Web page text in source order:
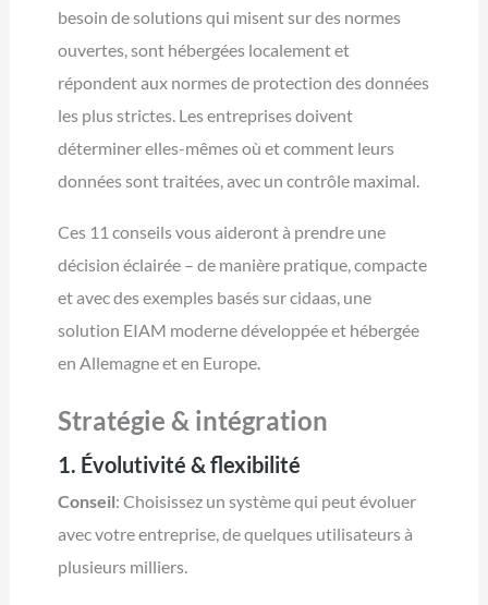
besoin de solutions qui misent sur des normes
ouvertes, sont hébergées localement et
répondent aux normes de protection des données
les plus strictes. Les entreprises doivent
déterminer elles-mêmes où et comment leurs
données sont traitées, avec un contrôle maximal.
Ces 11 conseils vous aideront à prendre une
décision éclairée – de manière pratique, compacte
et avec des exemples basés sur cidaas, une
solution EIAM moderne développée et hébergée
en Allemagne et en Europe.
Stratégie & intégration
1. Évolutivité & flexibilité
Conseil: Choisissez un système qui peut évoluer
avec votre entreprise, de quelques utilisateurs à
plusieurs milliers.